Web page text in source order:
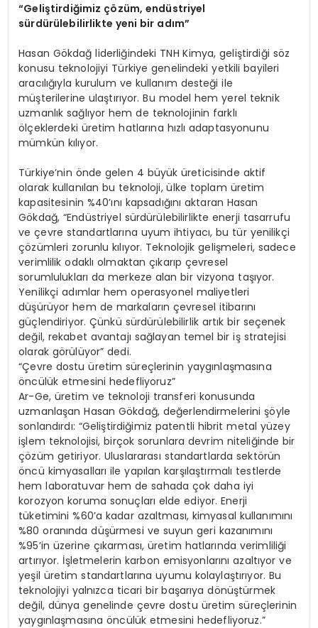
“Geliştirdiğimiz çözüm, endüstriyel
sürdürülebilirlikte yeni bir adım”
Hasan Gökdağ liderliğindeki TNH Kimya, geliştirdiği söz
konusu teknolojiyi Türkiye genelindeki yetkili bayileri
aracılığıyla kurulum ve kullanım desteği ile
müşterilerine ulaştırıyor. Bu model hem yerel teknik
uzmanlık sağlıyor hem de teknolojinin farklı
ölçeklerdeki üretim hatlarına hızlı adaptasyonunu
mümkün kılıyor.
Türkiye’nin önde gelen 4 büyük üreticisinde aktif
olarak kullanılan bu teknoloji, ülke toplam üretim
kapasitesinin %40’ını kapsadığını aktaran Hasan
Gökdağ, “Endüstriyel sürdürülebilirlikte enerji tasarrufu
ve çevre standartlarına uyum ihtiyacı, bu tür yenilikçi
çözümleri zorunlu kılıyor. Teknolojik gelişmeleri, sadece
verimlilik odaklı olmaktan çıkarıp çevresel
sorumlulukları da merkeze alan bir vizyona taşıyor.
Yenilikçi adımlar hem operasyonel maliyetleri
düşürüyor hem de markaların çevresel itibarını
güçlendiriyor. Çünkü sürdürülebilirlik artık bir seçenek
değil, rekabet avantajı sağlayan temel bir iş stratejisi
olarak görülüyor” dedi.
“Çevre dostu üretim süreçlerinin yaygınlaşmasına
öncülük etmesini hedefliyoruz”
Ar-Ge, üretim ve teknoloji transferi konusunda
uzmanlaşan Hasan Gökdağ, değerlendirmelerini şöyle
sonlandırdı: “Geliştirdiğimiz patentli hibrit metal yüzey
işlem teknolojisi, birçok sorunlara devrim niteliğinde bir
çözüm getiriyor. Uluslararası standartlarda sektörün
öncü kimyasalları ile yapılan karşılaştırmalı testlerde
hem laboratuvar hem de sahada çok daha iyi
korozyon koruma sonuçları elde ediyor. Enerji
tüketimini %60’a kadar azaltması, kimyasal kullanımını
%80 oranında düşürmesi ve suyun geri kazanımını
%95’in üzerine çıkarması, üretim hatlarında verimliliği
artırıyor. İşletmelerin karbon emisyonlarını azaltıyor ve
yeşil üretim standartlarına uyumu kolaylaştırıyor. Bu
teknolojiyi yalnızca ticari bir başarıya dönüştürmek
değil, dünya genelinde çevre dostu üretim süreçlerinin
yaygınlaşmasına öncülük etmesini hedefliyoruz.”